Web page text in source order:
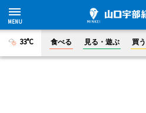
33°C 食べる 見る・遊ぶ 買う